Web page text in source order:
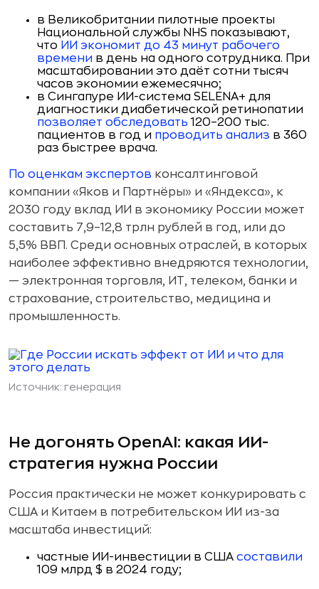
в Великобритании пилотные проекты
Национальной службы NHS показывают,
что ИИ экономит до 43 минут рабочего
времени в день на одного сотрудника. При
масштабировании это даёт сотни тысяч
часов экономии ежемесячно;
в Сингапуре ИИ-система SELENA+ для
диагностики диабетической ретинопатии
позволяет обследовать 120–200 тыс.
пациентов в год и проводить анализ в 360
раз быстрее врача.
По оценкам экспертов консалтинговой
компании «Яков и Партнёры» и «Яндекса», к
2030 году вклад ИИ в экономику России может
составить 7,9–12,8 трлн рублей в год, или до
5,5% ВВП. Среди основных отраслей, в которых
наиболее эффективно внедряются технологии,
— электронная торговля, ИТ, телеком, банки и
страхование, строительство, медицина и
промышленность.
Источник: генерация
Не догонять OpenAI: какая ИИ-
стратегия нужна России
Россия практически не может конкурировать с
США и Китаем в потребительском ИИ из-за
масштаба инвестиций:
частные ИИ-инвестиции в США составили
109 млрд $ в 2024 году;